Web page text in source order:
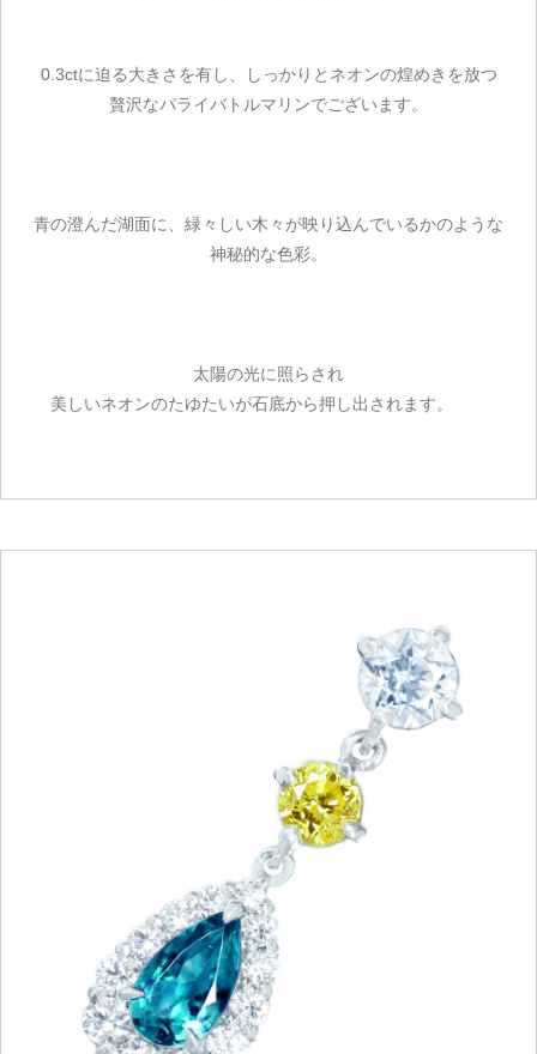
0.3ctに迫る大きさを有し、しっかりとネオンの煌めきを放つ
贅沢なパライバトルマリンでございます。
青の澄んだ湖面に、緑々しい木々が映り込んでいるかのような
神秘的な色彩。
太陽の光に照らされ
美しいネオンのたゆたいが石底から押し出されます。